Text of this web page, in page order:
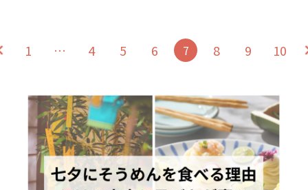
1 … 4 5 6 7 8 9 10